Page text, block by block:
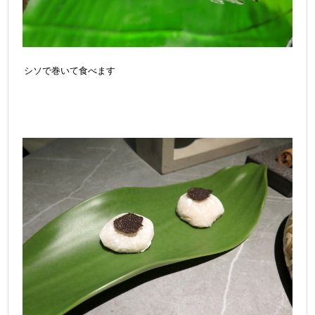
シソで巻いて食べます